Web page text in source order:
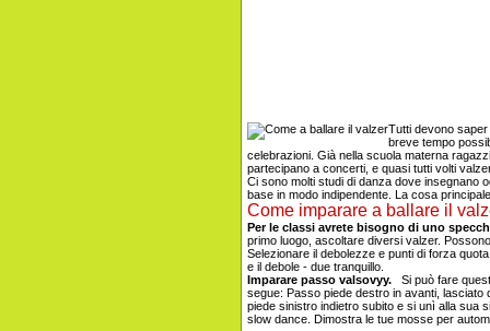
Tutti devono
breve tempo
celebrazioni. Già nella scuola materna
partecipano a concerti, e quasi tutti volti
Ci sono molti studi di danza dove insegnano
base in modo indipendente. La cosa
Come imparare a ballare il
Per le classi avrete bisogno di uno
primo luogo, ascoltare diversi valzer.
Selezionare il debolezze e punti di forza
e il debole - due tranquillo.
Imparare passo valsovyy.
Si può fare
segue: Passo piede destro in avanti,
piede sinistro indietro subito e si unì alla sua
slow dance. Dimostra le tue mosse per